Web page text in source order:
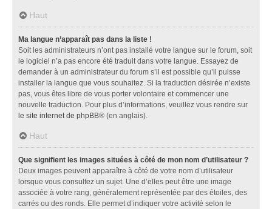
Haut
Ma langue n’apparaît pas dans la liste !
Soit les administrateurs n’ont pas installé votre langue sur le forum, soit
le logiciel n’a pas encore été traduit dans votre langue. Essayez de
demander à un administrateur du forum s’il est possible qu’il puisse
installer la langue que vous souhaitez. Si la traduction désirée n’existe
pas, vous êtes libre de vous porter volontaire et commencer une
nouvelle traduction. Pour plus d’informations, veuillez vous rendre sur
le site internet de phpBB® (en anglais).
Haut
Que signifient les images situées à côté de mon nom d’utilisateur ?
Deux images peuvent apparaître à côté de votre nom d’utilisateur
lorsque vous consultez un sujet. Une d’elles peut être une image
associée à votre rang, généralement représentée par des étoiles, des
carrés ou des ronds. Elle permet d’indiquer votre activité selon le